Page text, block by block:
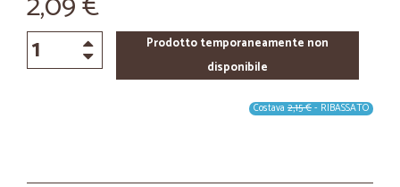
Prodotto temporaneamente non
disponibile
Costava 2,15 €- RIBASSATO